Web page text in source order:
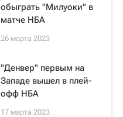
обыграть "Милуоки" в
матче НБА
26 марта 2023
"Денвер" первым на
Западе вышел в плей-
офф НБА
17 марта 2023